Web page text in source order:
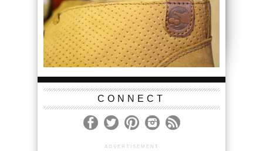
CONNECT
ADVERTISEMENT